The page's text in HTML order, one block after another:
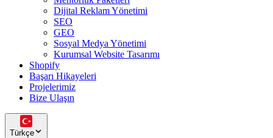
Dijital Reklam Yönetimi
SEO
GEO
Sosyal Medya Yönetimi
Kurumsal Website Tasarımı
Shopify
Başarı Hikayeleri
Projelerimiz
Bize Ulaşın
Türkçe